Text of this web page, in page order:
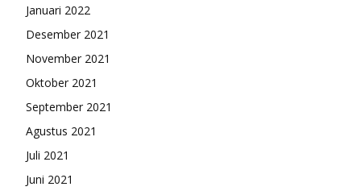
Januari 2022
Desember 2021
November 2021
Oktober 2021
September 2021
Agustus 2021
Juli 2021
Juni 2021